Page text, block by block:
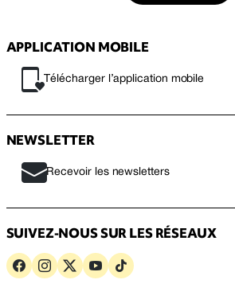
APPLICATION MOBILE
Télécharger l’application mobile
NEWSLETTER
Recevoir les newsletters
SUIVEZ-NOUS SUR LES RÉSEAUX